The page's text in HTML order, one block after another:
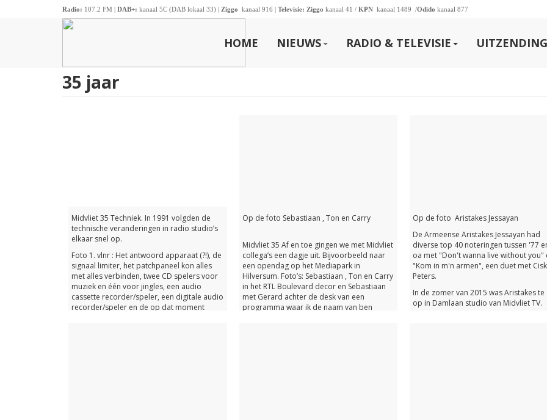
Radio: 107.2 FM | DAB+: kanaal 5C (DAB lokaal 33) | Ziggo kanaal 916 | Televisie: Ziggo kanaal 41 / KPN kanaal 1489 /Odido kanaal 877
HOME NIEUWS RADIO & TELEVISIE
35 jaar
Midvliet 35 Techniek. In 1991 volgden de
technische veranderingen in radio studio’s
elkaar snel op.
Foto 1. vlnr : Het antwoord apparaat (?!), de
signaal limiter, het patchpaneel kon alles
met alles verbinden, twee CD spelers voor
muziek en één voor jingles, een audio
cassette recorder/speler, een digitale audio
recorder/speler en de op dat moment
Op de foto Sebastiaan , Ton en Carry
Midvliet 35 Af en toe gingen we met Midvliet
collega’s een dagje uit. Bijvoorbeeld naar
een opendag op het Mediapark in
Hilversum. Foto’s: Sebastiaan , Ton en Carry
in het RTL Boulevard decor en Sebastiaan
met Gerard achter de desk van een
programma waar ik de naam van ben
Op de foto Aristakes Jessayan
De Armeense Aristakes Jessayan had
diverse top 40 noteringen tussen '77
oa met "Don't wanna live without you"
"Kom in m'n armen", een duet met
Peters.
In de zomer van 2015 was Aristakes te
op in Damlaan studio van Midvliet TV.